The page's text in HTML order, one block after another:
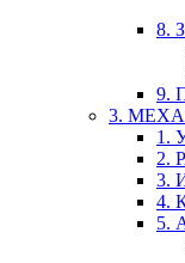
8.
9.
3.
1.
2.
3.
4.
5.